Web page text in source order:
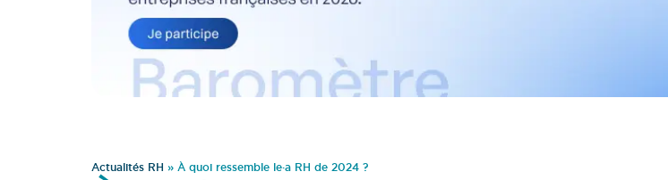
Actualités RH » À quoi ressemble le·a RH de 2024 ?